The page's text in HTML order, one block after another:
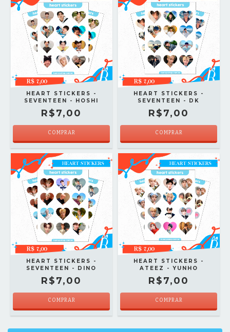
HEART STICKERS -
SEVENTEEN - HOSHI
R$7,00
COMPRAR
HEART STICKERS -
SEVENTEEN - DK
R$7,00
COMPRAR
HEART STICKERS -
SEVENTEEN - DINO
R$7,00
COMPRAR
HEART STICKERS -
ATEEZ - YUNHO
R$7,00
COMPRAR